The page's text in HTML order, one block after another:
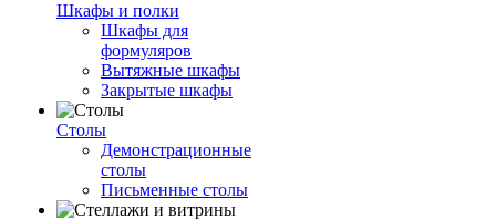
Шкафы и полки
Шкафы для
формуляров
Вытяжные шкафы
Закрытые шкафы
Столы
Демонстрационные
столы
Письменные столы